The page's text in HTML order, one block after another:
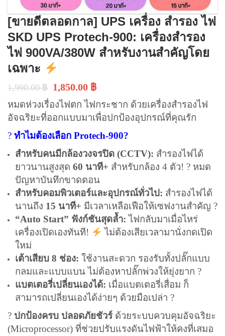
[ขายดีตลอดกาล] UPS เครื่อง สำรอง ไฟ
SKD UPS Protech-900: เครื่องสำรอง
ไฟ 900VA/380W สำหรับงานสำคัญโดย
เฉพาะ
1,990.00฿ 1,850.00 ฿
หมดห่วงเรื่องไฟตก ไฟกระชาก ด้วยเครื่องสำรองไฟ
อัจฉริยะที่ออกแบบมาเพื่อปกป้องอุปกรณ์ที่คุณรัก
? ทำไมต้องเลือก Protech-900?
สำหรับคนมีกล้องวงจรปิด (CCTV): สำรองไฟได้
ยาวนานสูงสุด 60 นาที+ สำหรับกล้อง 4 ตัว! ? หมด
ปัญหาบันทึกขาดตอน
สำหรับคอมพิวเตอร์และอุปกรณ์ทั่วไป: สำรองไฟได้
นานถึง 15 นาที+ มีเวลาเหลือเฟือให้เซฟงานสำคัญ ?
“Auto Start” ฟังก์ชันสุดล้ำ: ไฟกลับมาเมื่อไหร่
เครื่องเปิดเองทันที!
ไม่ต้องเสียเวลามานั่งกดเปิด
ใหม่
เต้าเสียบ 8 ช่อง: ใช้งานสะดวก รองรับทั้งปลั๊กแบบ
กลมและแบบแบน ไม่ต้องหาปลั๊กพ่วงให้ยุ่งยาก ?
แบตเตอรี่เปลี่ยนเองได้: เมื่อแบตเตอรี่เสื่อม ก็
สามารถเปลี่ยนเองได้ง่ายๆ ด้วยมือเปล่า ?️
? ปกป้องครบ ปลอดภัยชัวร์ด้วยระบบควบคุมอัจฉริยะ
(Microprocessor) ที่ช่วยปรับแรงดันไฟฟ้าให้คงที่เสมอ